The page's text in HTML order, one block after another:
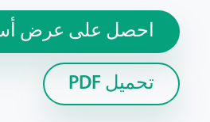
احصل على عرض
تحميل PDF